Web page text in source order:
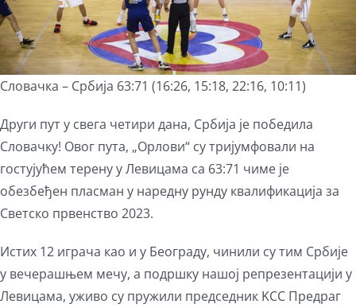
Словачка – Србија 63:71 (16:26, 15:18, 22:16, 10:11)
Други пут у свега четири дана, Србија је победила
Словачку! Овог пута, „Орлови“ су тријумфовали на
гостујућем терену у Левицама са 63:71 чиме је
обезбеђен пласман у наредну рунду квалификација за
Светско првенство 2023.
Истих 12 играча као и у Београду, чинили су тим Србије
у вечерашњем мечу, а подршку нашој репрезентацији у
Левицама, уживо су пружили председник KСС Предраг